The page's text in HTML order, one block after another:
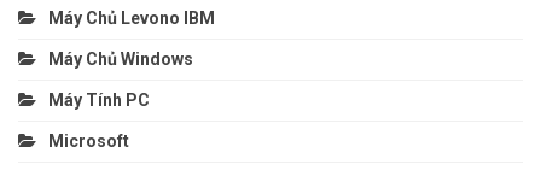
Máy Chủ Levono IBM
Máy Chủ Windows
Máy Tính PC
Microsoft